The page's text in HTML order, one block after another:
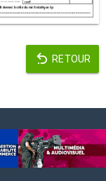
RETOUR